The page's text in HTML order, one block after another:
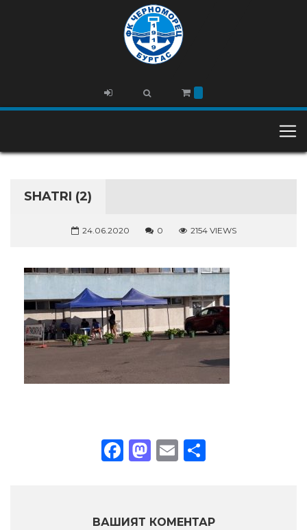
SHATRI (2)
24.06.2020 0 2154 VIEWS
Facebook
Mastodon
Email
ВАШИЯТ КОМЕНТАР